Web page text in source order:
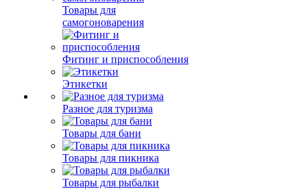
Товары для
самогоноварения
Фитинг и приспособления
Этикетки
Разное для туризма
Товары для бани
Товары для пикника
Товары для рыбалки